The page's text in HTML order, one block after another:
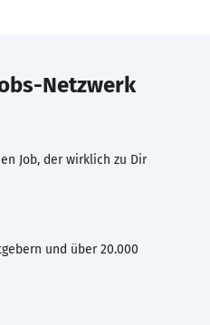
Netzwerk
Job, der wirklich zu Dir
und über 20.000